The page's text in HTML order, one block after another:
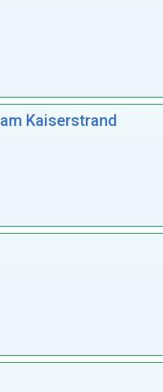
Kaiserstrand